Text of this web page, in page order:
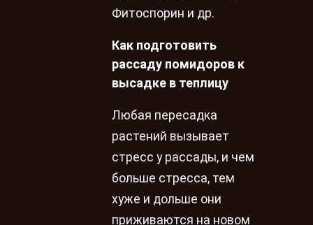
Фитоспорин и др.
Как подготовить
рассаду помидоров к
высадке в теплицу
Любая пересадка
растений вызывает
стресс у рассады, и чем
больше стресса, тем
хуже и дольше они
приживаются на новом